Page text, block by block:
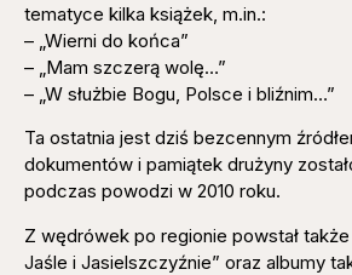
tematyce kilka książek, m.in.:
– „Wierni do końca”
– „Mam szczerą wolę…”
– „W służbie Bogu, Polsce i bliźnim…”
Ta ostatnia jest dziś bezcennym
dokumentów i pamiątek drużyny
podczas powodzi w 2010 roku.
Z wędrówek po regionie powstał
Jaśle i Jasielszczyźnie” oraz albumy